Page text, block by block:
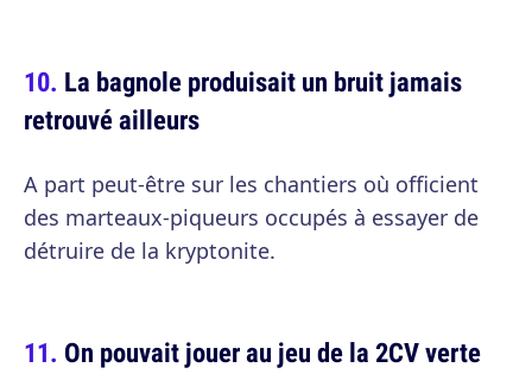
La bagnole produisait un bruit jamais
retrouvé ailleurs
A part peut-être sur les chantiers où officient
des marteaux-piqueurs occupés à essayer de
détruire de la kryptonite.
On pouvait jouer au jeu de la 2CV verte